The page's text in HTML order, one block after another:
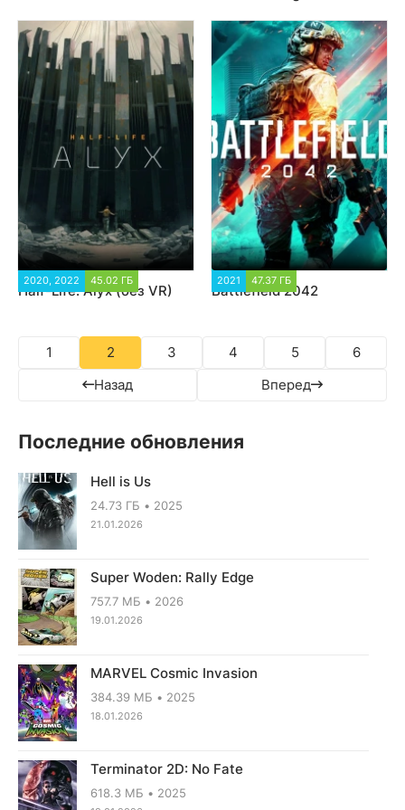
2020, 2022 45.02 ГБ
Half-Life: Alyx (без VR)
2021 47.37 ГБ
Battlefield 2042
Назад
1 2 3 4 5
6
Вперед
Последние обновления
Hell is Us
24.73 ГБ 2025
21.01.2026
Super Woden: Rally Edge
757.7 МБ 2026
19.01.2026
MARVEL Cosmic Invasion
384.39 МБ 2025
18.01.2026
Terminator 2D: No Fate
618.3 МБ 2025